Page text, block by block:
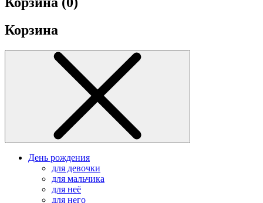
Корзина
День рождения
для девочки
для мальчика
для неё
для него